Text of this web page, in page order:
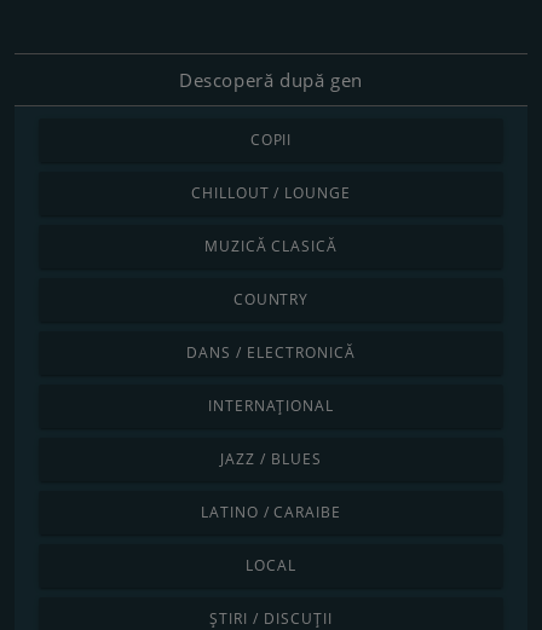
Descoperă după gen
COPII
CHILLOUT / LOUNGE
MUZICĂ CLASICĂ
COUNTRY
DANS / ELECTRONICĂ
INTERNAȚIONAL
JAZZ / BLUES
LATINO / CARAIBE
LOCAL
ȘTIRI / DISCUȚII